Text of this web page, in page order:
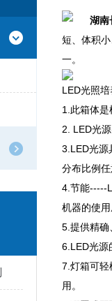
湖南
短、体积
一。
LED光照
1.此箱体
2. LED光
3.LED光源
分布比例
4.节能-----
机器的使
5.提供精确
6.LED光源
7.灯箱可轻
用。